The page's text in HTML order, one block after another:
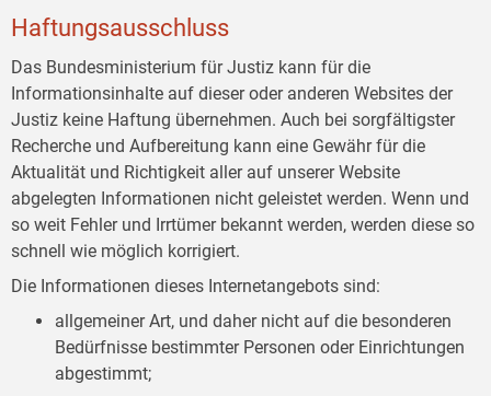
Haftungsausschluss
Das Bundesministerium für Justiz kann für die
Informationsinhalte auf dieser oder anderen Websites der
Justiz keine Haftung übernehmen. Auch bei sorgfältigster
Recherche und Aufbereitung kann eine Gewähr für die
Aktualität und Richtigkeit aller auf unserer Website
abgelegten Informationen nicht geleistet werden. Wenn und
so weit Fehler und Irrtümer bekannt werden, werden diese so
schnell wie möglich korrigiert.
Die Informationen dieses Internetangebots sind:
allgemeiner Art, und daher nicht auf die besonderen
Bedürfnisse bestimmter Personen oder Einrichtungen
abgestimmt;